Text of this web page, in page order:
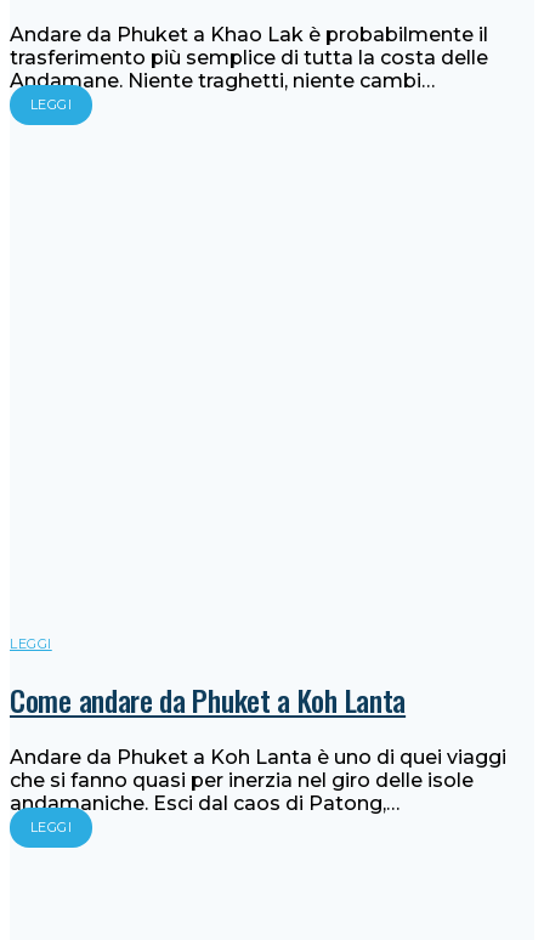
Andare da Phuket a Khao Lak è probabilmente il
trasferimento più semplice di tutta la costa delle
Andamane. Niente traghetti, niente cambi…
LEGGI
LEGGI
Come andare da Phuket a Koh Lanta
Andare da Phuket a Koh Lanta è uno di quei viaggi
che si fanno quasi per inerzia nel giro delle isole
andamaniche. Esci dal caos di Patong,…
LEGGI